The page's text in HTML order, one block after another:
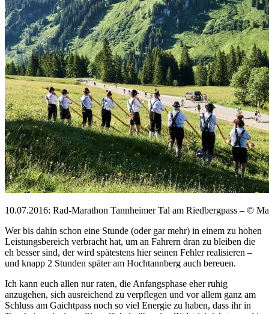
10.07.2016: Rad-Marathon Tannheimer Tal am Riedbergpass – ©
Wer bis dahin schon eine Stunde (oder gar mehr) in einem zu hohen
Leistungsbereich verbracht hat, um an Fahrern dran zu bleiben die
eh besser sind, der wird spätestens hier seinen Fehler realisieren –
und knapp 2 Stunden später am Hochtannberg auch bereuen.
Ich kann euch allen nur raten, die Anfangsphase eher ruhig
anzugehen, sich ausreichend zu verpflegen und vor allem ganz am
Schluss am Gaichtpass noch so viel Energie zu haben, dass ihr in